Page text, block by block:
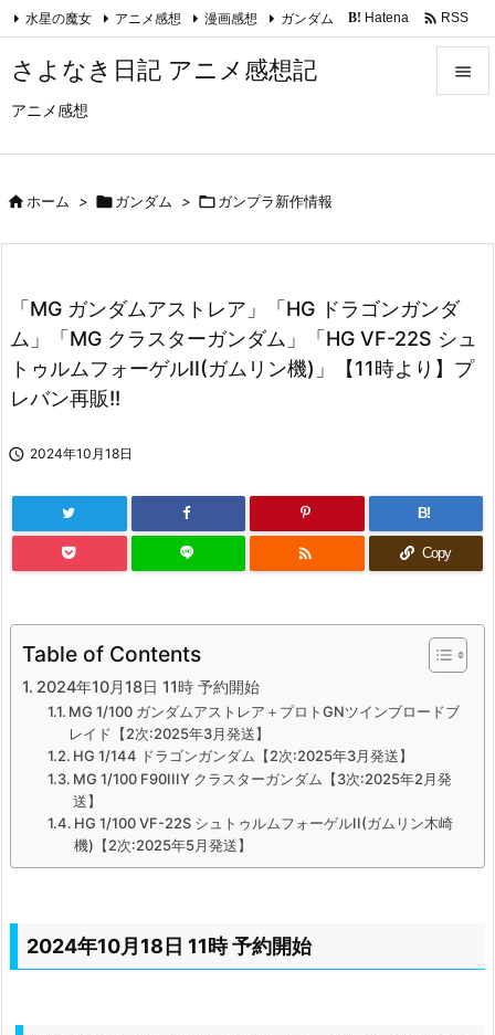
さよなき日記 アニメ感想記
アニメ感想

次へ

検索
水星の魔女 アニメ感想 漫画感想 ガンダム B! Hatena  RSS
ホーム > ガンダム > ガンプラ新作情報
「MG ガンダムアストレア」「HG ドラゴンガンダ
ム」「MG クラスターガンダム」「HG VF-22S シュ
トゥルムフォーゲルII(ガムリン機)」【11時より】プ
レバン再販!!
 2024年10月18日
B!
 Copy
Table of Contents
2024年10月18日 11時 予約開始
MG 1/100 ガンダムアストレア＋プロトGNツインブロードブ
レイド【2次:2025年3月発送】
HG 1/144 ドラゴンガンダム【2次:2025年3月発送】
MG 1/100 F90IIIY クラスターガンダム【3次:2025年2月発
送】
HG 1/100 VF-22S シュトゥルムフォーゲルII(ガムリン木崎
機)【2次:2025年5月発送】
2024年10月18日 11時 予約開始